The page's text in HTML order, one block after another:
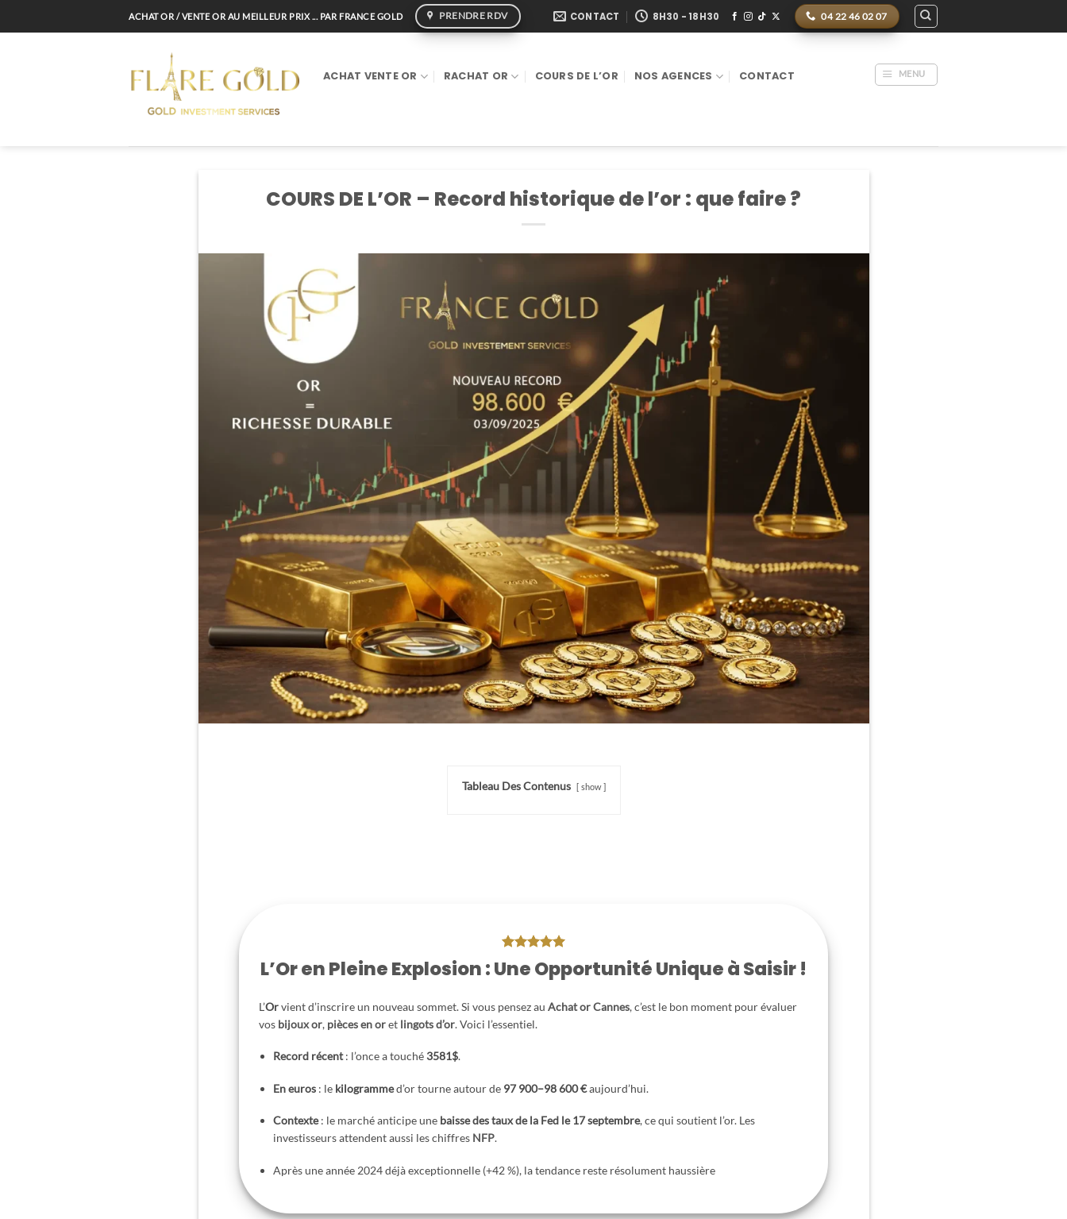
ACHAT OR / VENTE OR AU MEILLEUR PRIX ... PAR FRANCE GOLD PRENDRE RDV CONTACT 8H30 - 18H30 04 22 46 02 07
ACHAT VENTE OR RACHAT OR COURS DE L’OR NOS AGENCES CONTACT MENU
COURS DE L’OR – Record historique de l’or : que faire ?
Tableau Des Contenus show
L’Or en Pleine Explosion : Une Opportunité Unique à Saisir !
L’Orvient d’inscrire un nouveau sommet. Si vous pensez au Achat or Cannes, c’est le bon moment pour évaluer
vos bijoux or, pièces en oret lingots d’or. Voici l’essentiel.
Record récent: l’once a touché 3581$.
En euros : le kilogrammed’or tourne autour de 97 900–98 600 €aujourd’hui.
Contexte: le marché anticipe une baisse des taux de la Fed le 17 septembre, ce qui soutient l’or. Les
investisseurs attendent aussi les chiffres NFP.
Après une année 2024 déjà exceptionnelle (+42 %), la tendance reste résolument haussière